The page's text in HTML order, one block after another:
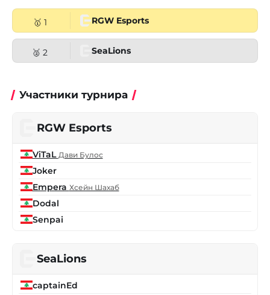
🥇 1 RGW Esports
🥈 2 SeaLions
Участники турнира
RGW Esports
ViTaL Дави Булос
Joker
Empera Хсейн Шахаб
Dodal
Senpai
SeaLions
captainEd